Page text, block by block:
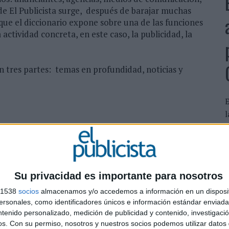
Su privacidad es importante para nosotros
socios almacenamos y/o accedemos a información en un
como identificadores únicos e información estándar
personalizado, medición de publicidad y contenido,
Con su permiso, nosotros y nuestros socios podemos utilizar datos
El Publicista surge, después de barajar muchas
el diccionario expone sobre una de las funciones
concreta, en este caso, la publicidad, la
tres partes: temas en profundidad, noticias y
agencias de publicidad y agencias de
participa con una doble página donde presentan
delegaciones, grupo al que pertenece, tipo
cuentas adquiridas en el año, principales